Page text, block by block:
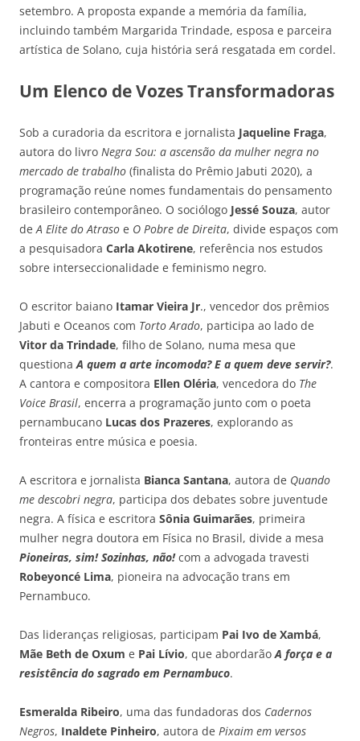
setembro. A proposta expande a memória da família,
incluindo também Margarida Trindade, esposa e parceira
artística de Solano, cuja história será resgatada em cordel.
Um Elenco de Vozes Transformadoras
Sob a curadoria da escritora e jornalista Jaqueline Fraga,
autora do livro Negra Sou: a ascensão da mulher negra no
mercado de trabalho (finalista do Prêmio Jabuti 2020), a
programação reúne nomes fundamentais do pensamento
brasileiro contemporâneo. O sociólogo Jessé Souza, autor
deA Elite do Atraso e O Pobre de Direita, divide espaços com
a pesquisadora Carla Akotirene, referência nos estudos
sobre interseccionalidade e feminismo negro.
O escritor baiano Itamar Vieira Jr., vencedor dos prêmios
Jabuti e Oceanos com Torto Arado, participa ao lado de
Vitor da Trindade, filho de Solano, numa mesa que
questionaA quem a arte incomoda? E a quem deve servir?.
A cantora e compositora Ellen Oléria, vencedora do The
Voice Brasil, encerra a programação junto com o poeta
pernambucano Lucas dos Prazeres, explorando as
fronteiras entre música e poesia.
A escritora e jornalista Bianca Santana, autora de Quando
me descobri negra, participa dos debates sobre juventude
negra. A física e escritora Sônia Guimarães, primeira
mulher negra doutora em Física no Brasil, divide a mesa
Pioneiras, sim! Sozinhas, não!com a advogada travesti
Robeyoncé Lima, pioneira na advocação trans em
Pernambuco.
Das lideranças religiosas, participam Pai Ivo de Xambá,
Mãe Beth de Oxum e Pai Lívio, que abordarãoA força e a
resistência do sagrado em Pernambuco.
Esmeralda Ribeiro, uma das fundadoras dos Cadernos
Negros, Inaldete Pinheiro, autora de Pixaim em versos